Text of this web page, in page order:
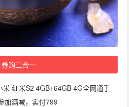
券购二合一
米 红米S2 4GB+64GB 4G全网通手
加满减，实付799